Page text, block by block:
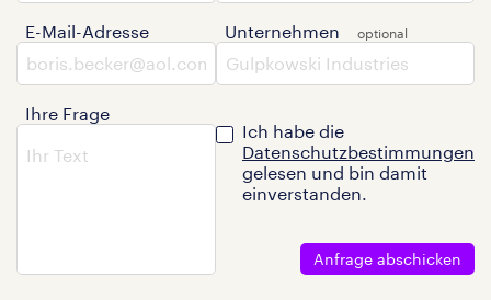
E-Mail-Adresse
Ihre Frage
Unternehmen
Ich habe die
Datenschutzbestimmungen
gelesen und bin damit
einverstanden.
Anfrage abschicken